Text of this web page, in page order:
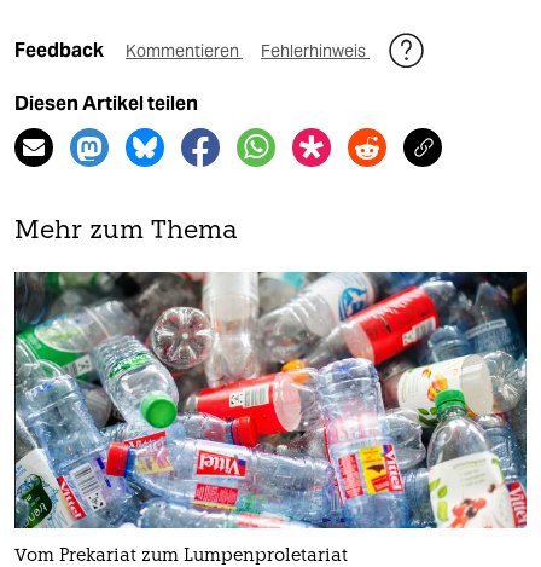
Feedback Kommentieren Fehlerhinweis
Diesen Artikel teilen
Mehr zum Thema
Vom Prekariat zum Lumpenproletariat